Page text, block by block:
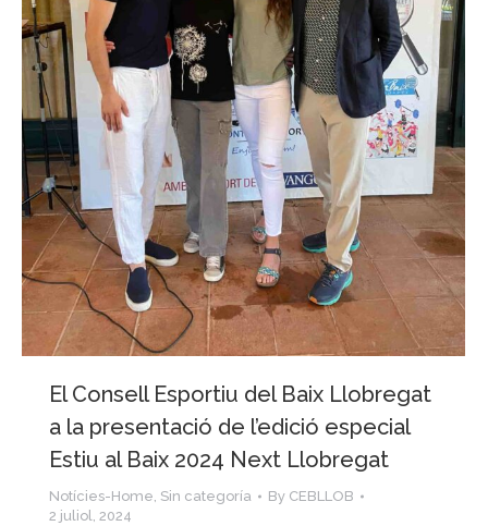
El Consell Esportiu del Baix Llobregat
a la presentació de l’edició especial
Estiu al Baix 2024 Next Llobregat
Notícies-Home, Sin categoría By CEBLLOB
2 juliol, 2024